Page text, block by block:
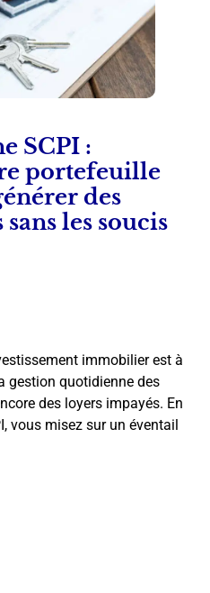
SCPI :
portefeuille
des
les soucis
immobilier est à
gestion quotidienne des
des loyers impayés. En
vous misez sur un éventail